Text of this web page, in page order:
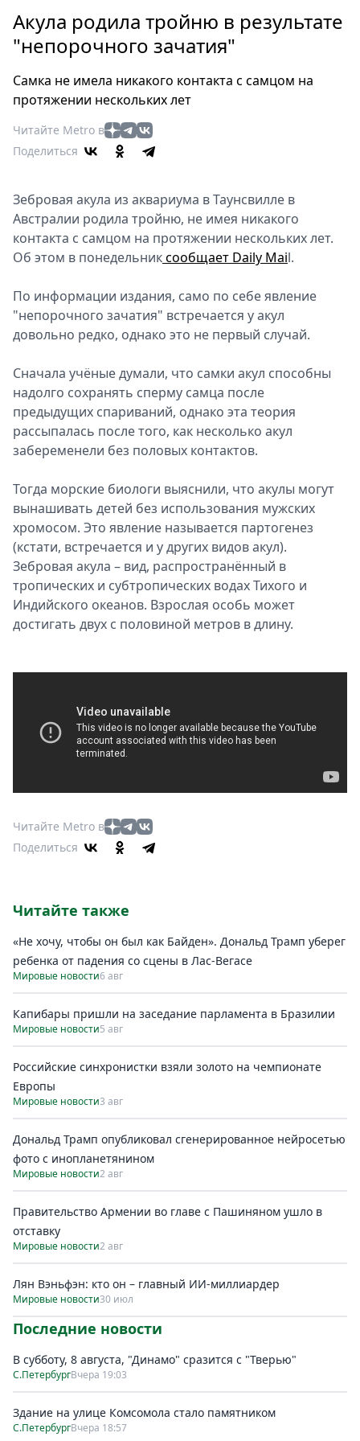
Россия
Мир
Еда
Мода
Театр
Афиша
Книги
Выставки
Пресс-
релизы
О
Metro
Спецпроекты
Звезды
Выборы
2026
Скачай
Акула родила тройню в результате
"непорочного зачатия"
Самка не имела никакого контакта с самцом на
протяжении нескольких лет
Читайте Metro в
Поделиться
Зебровая акула из аквариума в Таунсвилле в
Австралии родила тройню, не имея никакого
контакта с самцом на протяжении нескольких лет.
Об этом в понедельниксообщает Daily Mail.
По информации издания, само по себе явление
"непорочного зачатия" встречается у акул
довольно редко, однако это не первый случай.
Сначала учёные думали, что самки акул способны
надолго сохранять сперму самца после
предыдущих спариваний, однако эта теория
рассыпалась после того, как несколько акул
забеременели без половых контактов.
Тогда морские биологи выяснили, что акулы могут
вынашивать детей без использования мужских
хромосом. Это явление называется партогенез
(кстати, встречается и у других видов акул).
Зебровая акула – вид, распространённый в
тропических и субтропических водах Тихого и
Индийского океанов. Взрослая особь может
достигать двух с половиной метров в длину.
Читайте Metro в
Поделиться
Читайте также
«Не хочу, чтобы он был как Байден». Дональд Трамп уберег
ребенка от падения со сцены в Лас-Вегасе
Мировые новости6 авг
Капибары пришли на заседание парламента в Бразилии
Мировые новости5 авг
Российские синхронистки взяли золото на чемпионате
Европы
Мировые новости3 авг
Дональд Трамп опубликовал сгенерированное нейросетью
фото с инопланетянином
Мировые новости2 авг
Правительство Армении во главе с Пашиняном ушло в
отставку
Мировые новости2 авг
Лян Вэньфэн: кто он – главный ИИ-миллиардер
Мировые новости30 июл
Последние новости
В субботу, 8 августа, "Динамо" сразится с "Тверью"
С.ПетербургВчера 19:03
Здание на улице Комсомола стало памятником
С.ПетербургВчера 18:57